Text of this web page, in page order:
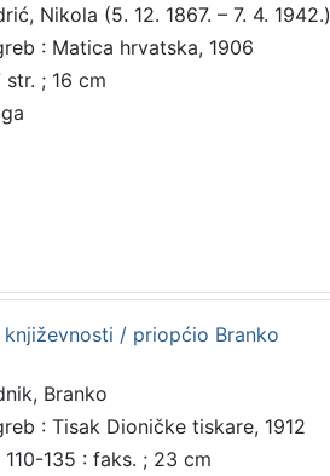
Nikola (5. 12. 1867. – 7. 4. 1942.)
: Matica hrvatska, 1906
str. ; 16 cm
/ priopćio Branko
Branko
: Tisak Dioničke tiskare, 1912
110-135 : faks. ; 23 cm